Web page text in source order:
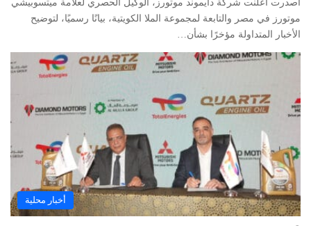
أصدرت أعلنت شركة دايموند موتورز، الوكيل الحصري لعلامة ميتسوبيشي
موتورز في مصر والتابعة لمجموعة الملا الكويتية، بيانًا رسميًا، لتوضيح
الأخبار المتداولة مؤخرًا بشأن…
أخبار محلية